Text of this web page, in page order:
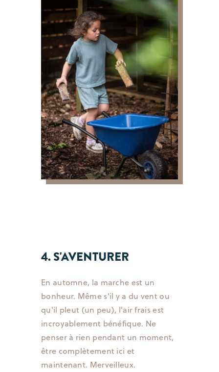
4. S'AVENTURER
En automne, la marche est un
bonheur. Même s'il y a du vent ou
qu'il pleut (un peu), l'air frais est
incroyablement bénéfique. Ne
penser à rien pendant un moment,
être complètement ici et
maintenant. Merveilleux.